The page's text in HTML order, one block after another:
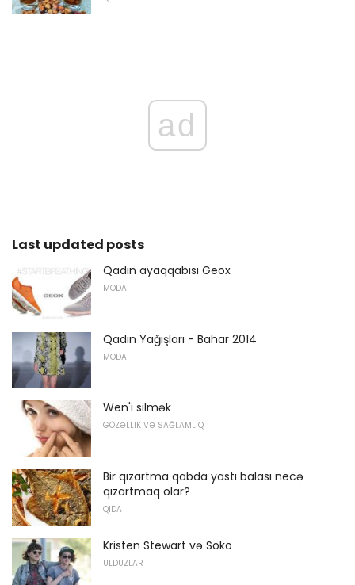
ad
Last updated posts
Qadın ayaqqabısı Geox
MODA
Qadın Yağışları - Bahar 2014
MODA
Wen'i silmək
GÖZƏLLIK VƏ SAĞLAMLIQ
Bir qızartma qabda yastı balası necə
qızartmaq olar?
QIDA
Kristen Stewart və Soko
ULDUZLAR